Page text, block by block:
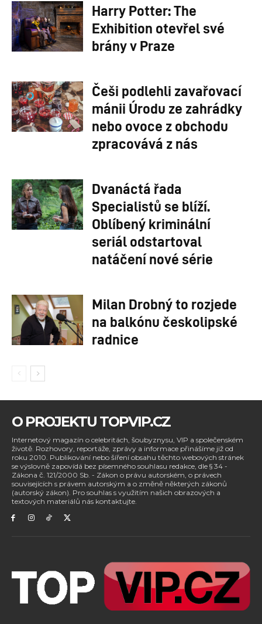
Harry Potter: The
Exhibition otevřel své
brány v Praze
Češi podlehli zavařovací
mánii Úrodu ze zahrádky
nebo ovoce z obchodu
zpracovává z nás
Dvanáctá řada
Specialistů se blíží.
Oblíbený kriminální
seriál odstartoval
natáčení nové série
Milan Drobný to rozjede
na balkónu českolipské
radnice
O PROJEKTU TOPVIP.CZ
Internetový magazín o celebritách, šoubyznysu, VIP a společenském
životě. Rozhovory, reportáže, zprávy a informace přinášíme již od
roku 2010. Publikování nebo šíření obsahu těchto webových stránek
se výslovně zapovídá bez písemného souhlasu redakce, dle § 34 -
Zákona č. 121/2000 Sb. - Zákon o právu autorském, o právech
souvisejících s právem autorským a o změně některých zákonů
(autorský zákon). Pro souhlas s využitím našich obrazových a
textových materiálů nás kontaktujte.